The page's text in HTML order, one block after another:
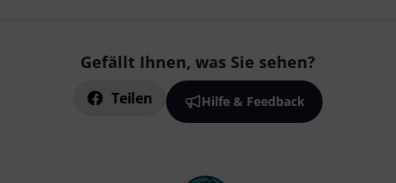
Gefällt Ihnen, was Sie sehen?
Teilen Hilfe & Feedback